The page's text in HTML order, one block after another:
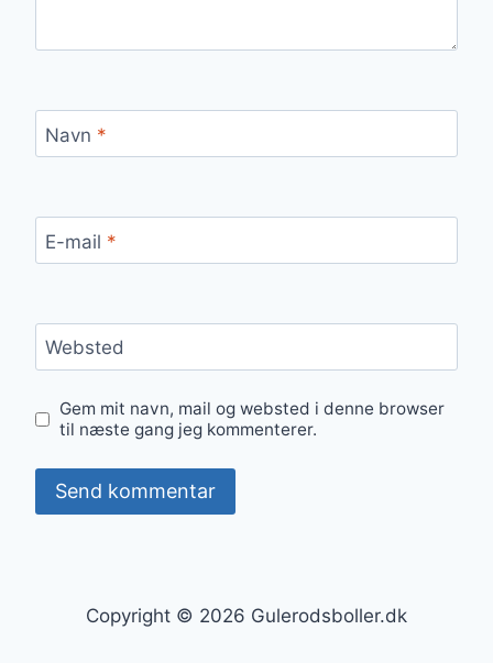
Navn *
E-mail *
Websted
Gem mit navn, mail og websted i denne browser
til næste gang jeg kommenterer.
Copyright © 2026 Gulerodsboller.dk